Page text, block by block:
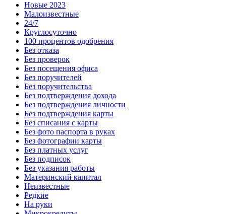
Новые 2023
Малоизвестные
24/7
Круглосуточно
100 процентов одобрения
Без отказа
Без проверок
Без посещения офиса
Без поручителей
Без поручительства
Без подтверждения дохода
Без подтверждения личности
Без подтверждения карты
Без списания с карты
Без фото паспорта в руках
Без фотографии карты
Без платных услуг
Без подписок
Без указания работы
Материнский капитал
Неизвестные
Редкие
На руки